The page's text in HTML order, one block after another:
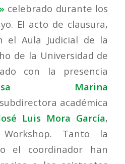
celebrado durante los
El acto de clausura,
el Aula Judicial de la
de la Universidad de
con la presencia
Marina
subdirectora académica
Luis Mora García,
Tanto la
el coordinador han